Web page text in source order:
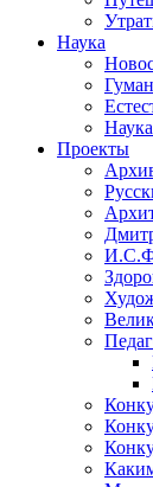
Наука
Проекты